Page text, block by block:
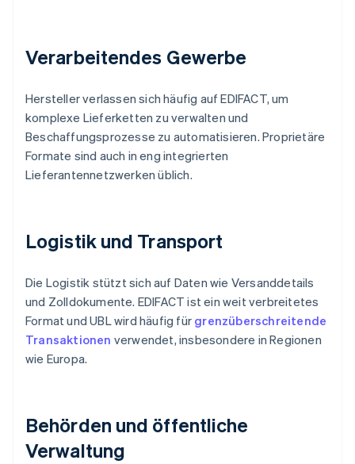
Verarbeitendes Gewerbe
Hersteller verlassen sich häufig auf EDIFACT, um
komplexe Lieferketten zu verwalten und
Beschaffungsprozesse zu automatisieren. Proprietäre
Formate sind auch in eng integrierten
Lieferantennetzwerken üblich.
Logistik und Transport
Die Logistik stützt sich auf Daten wie Versanddetails
und Zolldokumente. EDIFACT ist ein weit verbreitetes
Format und UBL wird häufig für grenzüberschreitende
Transaktionen verwendet, insbesondere in Regionen
wie Europa.
Behörden und öffentliche
Verwaltung